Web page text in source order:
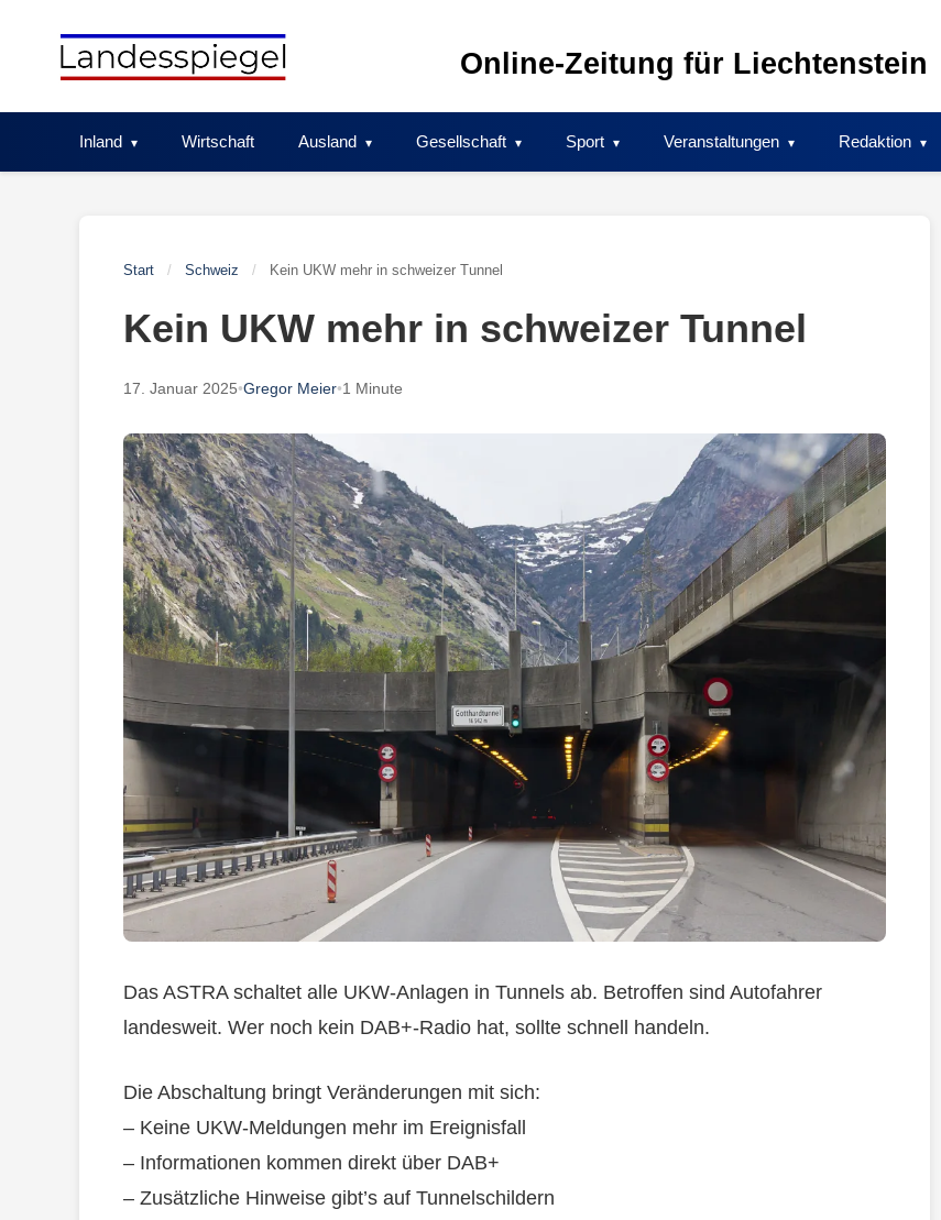
Online-Zeitung für Liechtenstein
Inland Wirtschaft Ausland Gesellschaft Sport Veranstaltungen Redaktion
Start / Schweiz / Kein UKW mehr in schweizer Tunnel
Kein UKW mehr in schweizer Tunnel
17. Januar 2025•Gregor Meier•1 Minute
Das ASTRA schaltet alle UKW-Anlagen in Tunnels ab. Betroffen sind Autofahrer
landesweit. Wer noch kein DAB+-Radio hat, sollte schnell handeln.
Die Abschaltung bringt Veränderungen mit sich:
– Keine UKW-Meldungen mehr im Ereignisfall
– Informationen kommen direkt über DAB+
– Zusätzliche Hinweise gibt’s auf Tunnelschildern